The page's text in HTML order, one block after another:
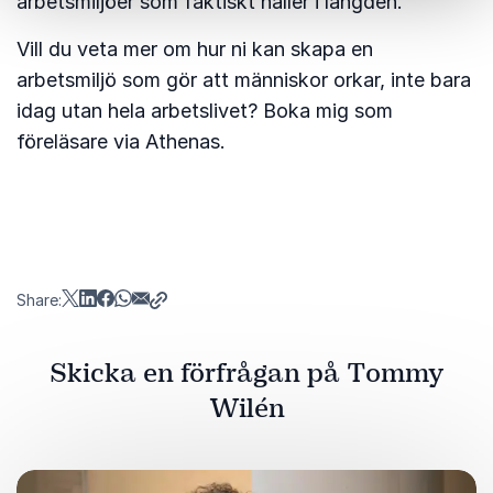
Vill du veta mer om hur ni kan skapa en
arbetsmiljö som gör att människor orkar, inte bara
idag utan hela arbetslivet? Boka mig som
föreläsare via Athenas.
Share:
Skicka en förfrågan på Tommy
Wilén